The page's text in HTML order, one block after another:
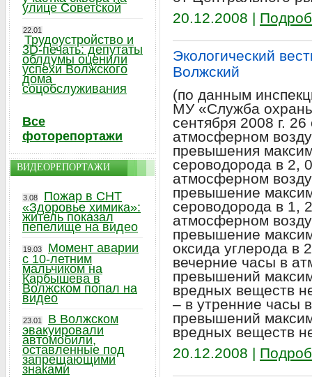
20.12.2008 |
Экологический
Волжский
(по данным
МУ «Служба
сентября 2008 г.
атмосферном
превышения
сероводорода в 2,
атмосферном
превышение
сероводорода в 1,
атмосферном
превышение
оксида углерода в
вечерние часы в
превышений
вредных веществ
– в утренние часы
превышений
вредных веществ
20.12.2008 |
улице Советской
22.01
Трудоустройство и
3D-печать: депутаты
облдумы оценили
успехи Волжского
дома
соцобслуживания
Все
фоторепортажи
ВИДЕОРЕПОРТАЖИ
3.08
Пожар в СНТ
«Здоровье химика»:
житель показал
пепелище на видео
19.03
Момент аварии
с 10-летним
мальчиком на
Карбышева в
Волжском попал на
видео
23.01
В Волжском
эвакуировали
автомобили,
оставленные под
запрещающими
знаками